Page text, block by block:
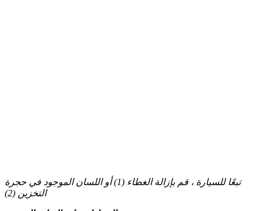
تبعًا للسيارة ، قم بإزالة الغطاء (1) أو اللسان الموجود في حجرة
التخزين (2)